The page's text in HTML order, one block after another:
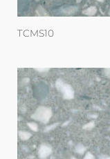
TCMS10